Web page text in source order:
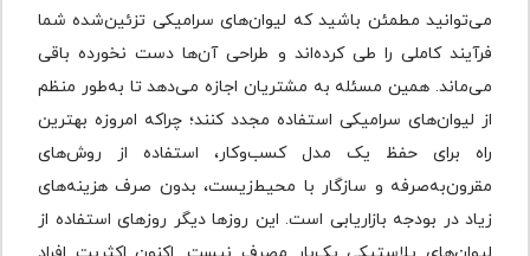
می‌توانید مطمئن باشید که لیوان‌های سرامیکی تزئین‌شده شما
فرآیند کاملی را طی کرده‌اند و طراحی آن‌ها دست نخورده باقی
می‌ماند. همین مسئله به مشتریان اجازه می‌دهد تا به‌طور‌ منظم
از لیوان‌های سرامیکی استفاده مجدد کنند؛ چراکه امروزه بهترین
راه برای حفظ یک مدل کسب‌وکار، استفاده از روش‌های
مقرون‌به‌صرفه و سازگار با محیط‌زیست، بدون صرف هزینه‌های
زیاد در بودجه بازاریابی است. این روزها دیگر روزهای استفاده از